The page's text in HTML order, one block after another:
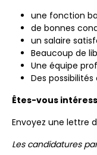
une fonction
de bonnes
un salaire
Beaucoup de
Une équipe
Des possibilités
Êtes-vous
Envoyez une lettre
Les candidatures